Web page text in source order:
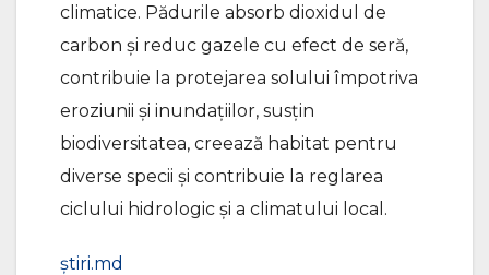
climatice. Pădurile absorb dioxidul de
carbon și reduc gazele cu efect de seră,
contribuie la protejarea solului împotriva
eroziunii și inundațiilor, susțin
biodiversitatea, creează habitat pentru
diverse specii și contribuie la reglarea
ciclului hidrologic și a climatului local.
știri.md